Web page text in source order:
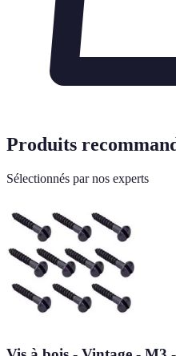
Produits
Sélectionnés par nos experts